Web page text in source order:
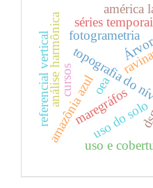
topografia
amazônia azuluso do solo
uso e
análise harmônica
referencial vertical
séries
maregráfos
fotogrametria
américa
oea
cursos